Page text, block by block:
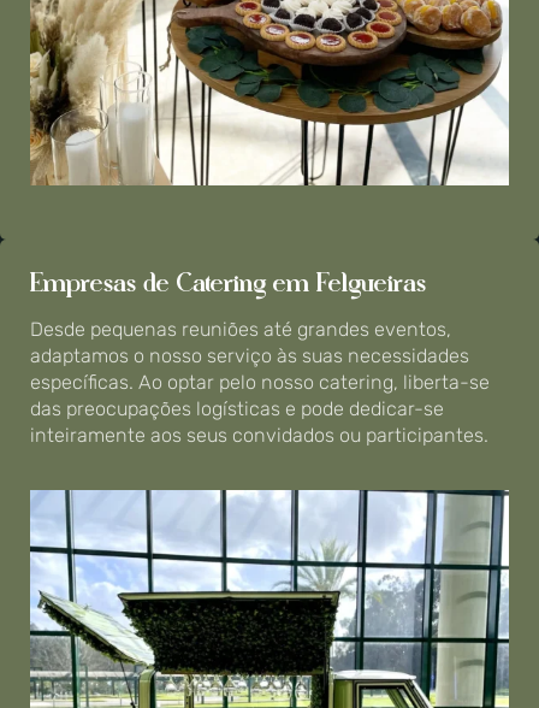
Empresas de Catering em Felgueiras
Desde pequenas reuniões até grandes eventos,
adaptamos o nosso serviço às suas necessidades
específicas. Ao optar pelo nosso catering, liberta-se
das preocupações logísticas e pode dedicar-se
inteiramente aos seus convidados ou participantes.